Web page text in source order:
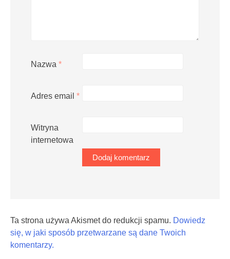
Nazwa *
Adres email *
Witryna
internetowa
Ta strona używa Akismet do redukcji spamu. Dowiedz
się, w jaki sposób przetwarzane są dane Twoich
komentarzy.